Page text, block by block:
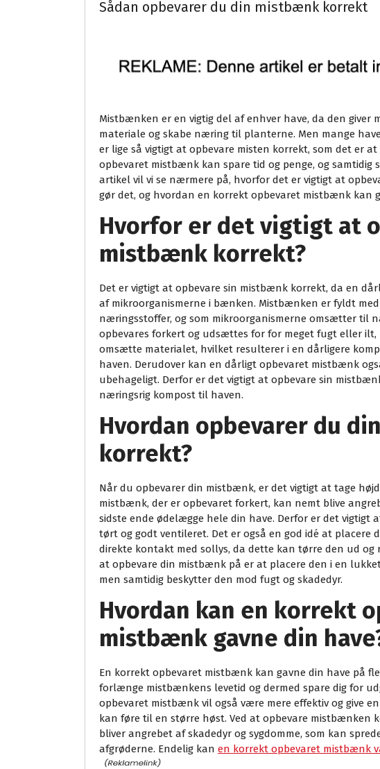
Sådan opbevarer du din mistbænk korrekt
Mistbænken er en vigtig del af enhver have, da den giver
materiale og skabe næring til planterne. Men mange
er lige så vigtigt at opbevare misten korrekt, som det er
opbevaret mistbænk kan spare tid og penge, og samtidig
artikel vil vi se nærmere på, hvorfor det er vigtigt at
gør det, og hvordan en korrekt opbevaret mistbænk kan
Hvorfor er det vigtigt at
mistbænk korrekt?
Det er vigtigt at opbevare sin mistbænk korrekt, da en
af mikroorganismerne i bænken. Mistbænken er fyldt
næringsstoffer, og som mikroorganismerne omsætter til
opbevares forkert og udsættes for for meget fugt eller ilt,
omsætte materialet, hvilket resulterer i en dårligere
haven. Derudover kan en dårligt opbevaret mistbænk
ubehageligt. Derfor er det vigtigt at opbevare sin
næringsrig kompost til haven.
Hvordan opbevarer du
korrekt?
Når du opbevarer din mistbænk, er det vigtigt at tage
mistbænk, der er opbevaret forkert, kan nemt blive
sidste ende ødelægge hele din have. Derfor er det vigtigt
tørt og godt ventileret. Det er også en god idé at placere
direkte kontakt med sollys, da dette kan tørre den ud og
at opbevare din mistbænk på er at placere den i en
men samtidig beskytter den mod fugt og skadedyr.
Hvordan kan en korrekt
mistbænk gavne din
En korrekt opbevaret mistbænk kan gavne din have på
forlænge mistbænkens levetid og dermed spare dig for
opbevaret mistbænk vil også være mere effektiv og give
kan føre til en større høst. Ved at opbevare mistbænken
bliver angrebet af skadedyr og sygdomme, som kan
afgrøderne. Endelig kan en korrekt opbevaret mistbænk